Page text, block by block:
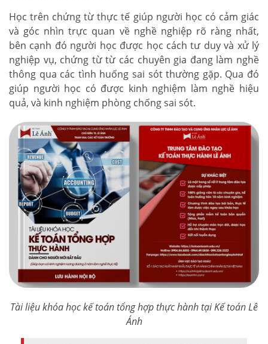
Học trên chứng từ thực tế giúp người học có cảm giác
và góc nhìn trực quan về nghề nghiệp rõ ràng nhất,
bên cạnh đó người học được học cách tư duy và xử lý
nghiệp vụ, chứng từ từ các chuyên gia đang làm nghề
thông qua các tình huống sai sót thường gặp. Qua đó
giúp người học có được kinh nghiệm làm nghề hiệu
quả, và kinh nghiệm phòng chống sai sót.
Tài liệu khóa học kế toán tổng hợp thực hành tại Kế toán Lê
Ánh